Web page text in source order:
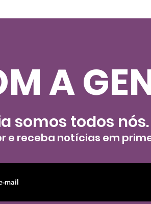
A
somos todos nós.
e receba notícias em